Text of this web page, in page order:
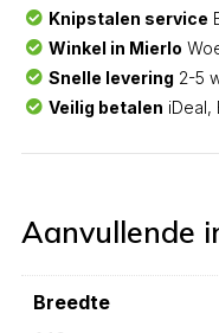
Knipstalen service
Winkel in Mierlo
Snelle levering 2-5
Veilig betalen iDeal,
Aanvullende
Breedte